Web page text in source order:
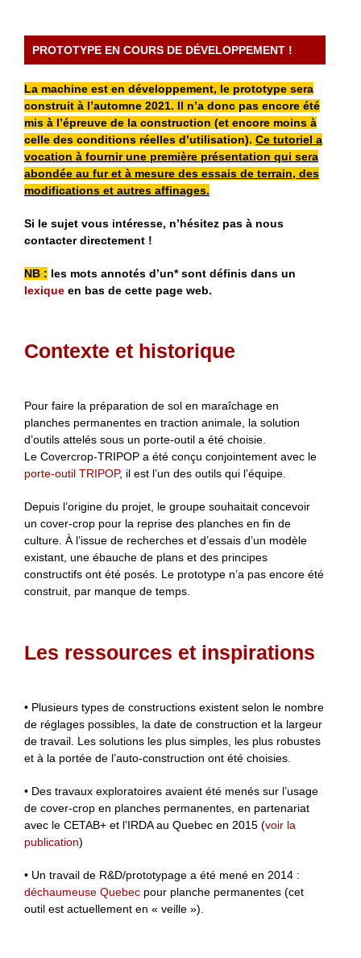
PROTOTYPE EN COURS DE DÉVELOPPEMENT !
La machine est en développement, le prototype sera
construit à l’automne 2021. Il n’a donc pas encore été
mis à l’épreuve de la construction (et encore moins à
celle des conditions réelles d’utilisation). Ce tutoriel a
vocation à fournir une première présentation qui sera
abondée au fur et à mesure des essais de terrain, des
modifications et autres affinages.
Si le sujet vous intéresse, n’hésitez pas à nous
contacter directement !
NB : les mots annotés d’un* sont définis dans un
lexique en bas de cette page web.
Contexte et historique
Pour faire la préparation de sol en maraîchage en
planches permanentes en traction animale, la solution
d’outils attelés sous un porte-outil a été choisie.
Le Covercrop-TRIPOP a été conçu conjointement avec le
porte-outil TRIPOP, il est l’un des outils qui l’équipe.
Depuis l’origine du projet, le groupe souhaitait concevoir
un cover-crop pour la reprise des planches en fin de
culture. À l’issue de recherches et d’essais d’un modèle
existant, une ébauche de plans et des principes
constructifs ont été posés. Le prototype n’a pas encore été
construit, par manque de temps.
Les ressources et inspirations
• Plusieurs types de constructions existent selon le nombre
de réglages possibles, la date de construction et la largeur
de travail. Les solutions les plus simples, les plus robustes
et à la portée de l’auto-construction ont été choisies.
• Des travaux exploratoires avaient été menés sur l’usage
de cover-crop en planches permanentes, en partenariat
avec le CETAB+ et l’IRDA au Quebec en 2015 (voir la
publication)
• Un travail de R&D/prototypage a été mené en 2014 :
déchaumeuse Quebec pour planche permanentes (cet
outil est actuellement en « veille »).